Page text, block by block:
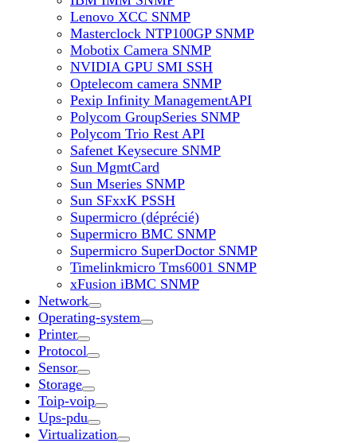
Lenovo XCC SNMP
Masterclock NTP100GP SNMP
Mobotix Camera SNMP
NVIDIA GPU SMI SSH
Optelecom camera SNMP
Pexip Infinity ManagementAPI
Polycom GroupSeries SNMP
Polycom Trio Rest API
Safenet Keysecure SNMP
Sun MgmtCard
Sun Mseries SNMP
Sun SFxxK PSSH
Supermicro (déprécié)
Supermicro BMC SNMP
Supermicro SuperDoctor SNMP
Timelinkmicro Tms6001 SNMP
xFusion iBMC SNMP
Network
Operating-system
Printer
Protocol
Sensor
Storage
Toip-voip
Ups-pdu
Virtualization